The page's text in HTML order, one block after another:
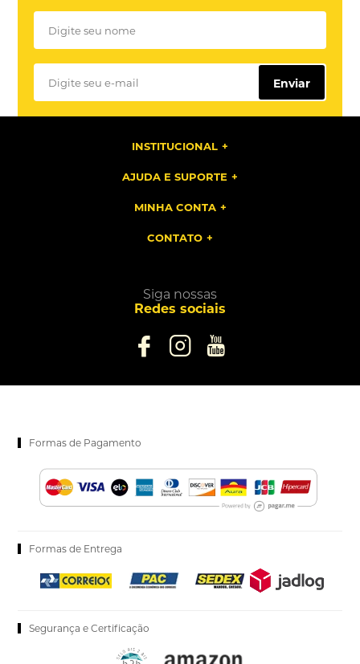
Enviar
INSTITUCIONAL
AJUDA E SUPORTE
MINHA CONTA
CONTATO
Siga nossas
Redes sociais
Formas de Pagamento
Formas de Entrega
Segurança e Certificação